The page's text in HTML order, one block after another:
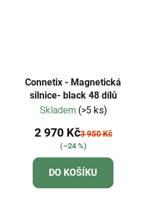
Connetix - Magnetická
silnice- black 48 dílů
Skladem (>5 ks)
2 970 Kč3 950 Kč
(–24 %)
DO KOŠÍKU